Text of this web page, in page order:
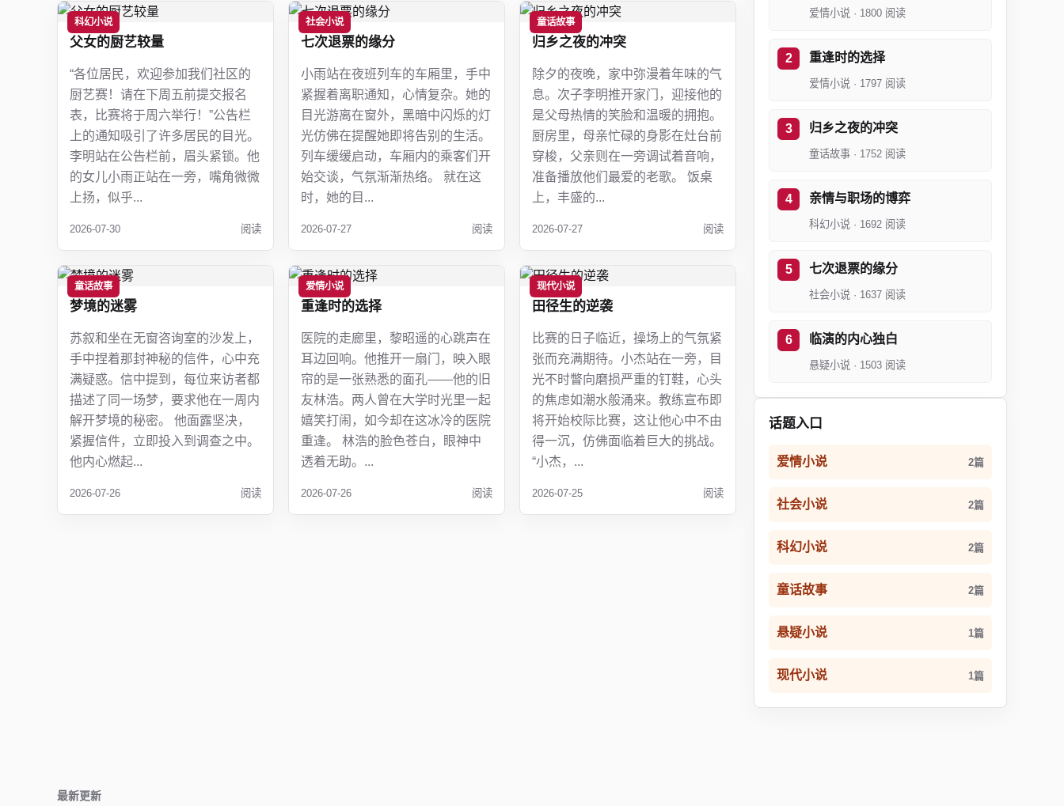
科幻小说
父女的厨艺较量
“各位居民，欢迎参加我们社区的
厨艺赛！请在下周五前提交报名
表，比赛将于周六举行！”公告栏
上的通知吸引了许多居民的目光。
李明站在公告栏前，眉头紧锁。他
的女儿小雨正站在一旁，嘴角微微
上扬，似乎...
2026-07-30 阅读
社会小说
七次退票的缘分
小雨站在夜班列车的车厢里，手中
紧握着离职通知，心情复杂。她的
目光游离在窗外，黑暗中闪烁的灯
光仿佛在提醒她即将告别的生活。
列车缓缓启动，车厢内的乘客们开
始交谈，气氛渐渐热络。 就在这
时，她的目...
2026-07-27 阅读
童话故事
归乡之夜的冲突
除夕的夜晚，家中弥漫着年味的气
息。次子李明推开家门，迎接他的
是父母热情的笑脸和温暖的拥抱。
厨房里，母亲忙碌的身影在灶台前
穿梭，父亲则在一旁调试着音响，
准备播放他们最爱的老歌。 饭桌
上，丰盛的...
2026-07-27 阅读
童话故事
梦境的迷雾
苏叙和坐在无窗咨询室的沙发上，
手中捏着那封神秘的信件，心中充
满疑惑。信中提到，每位来访者都
描述了同一场梦，要求他在一周内
解开梦境的秘密。 他面露坚决，
紧握信件，立即投入到调查之中。
他内心燃起...
2026-07-26 阅读
爱情小说
重逢时的选择
医院的走廊里，黎昭遥的心跳声在
耳边回响。他推开一扇门，映入眼
帘的是一张熟悉的面孔——他的旧
友林浩。两人曾在大学时光里一起
嬉笑打闹，如今却在这冰冷的医院
重逢。 林浩的脸色苍白，眼神中
透着无助。...
2026-07-26 阅读
现代小说
田径生的逆袭
比赛的日子临近，操场上的气氛紧
张而充满期待。小杰站在一旁，目
光不时瞥向磨损严重的钉鞋，心头
的焦虑如潮水般涌来。教练宣布即
将开始校际比赛，这让他心中不由
得一沉，仿佛面临着巨大的挑战。
“小杰，...
2026-07-25 阅读
爱情小说 · 1800 阅读
重逢时的选择
爱情小说 · 1797 阅读
归乡之夜的冲突
童话故事 · 1752 阅读
亲情与职场的博弈
科幻小说 · 1692 阅读
七次退票的缘分
社会小说 · 1637 阅读
临演的内心独白
悬疑小说 · 1503 阅读
话题入口
爱情小说 2篇
社会小说 2篇
科幻小说 2篇
童话故事 2篇
悬疑小说 1篇
现代小说 1篇
最新更新